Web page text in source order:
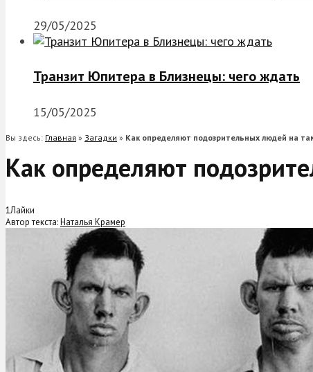
29/05/2025
Транзит Юпитера в Близнецы: чего ждать
15/05/2025
Вы здесь: Главная » Загадки » Как определяют подозрительных людей на
Как определяют
1Лайки
Автор текста:Наталья Крамер